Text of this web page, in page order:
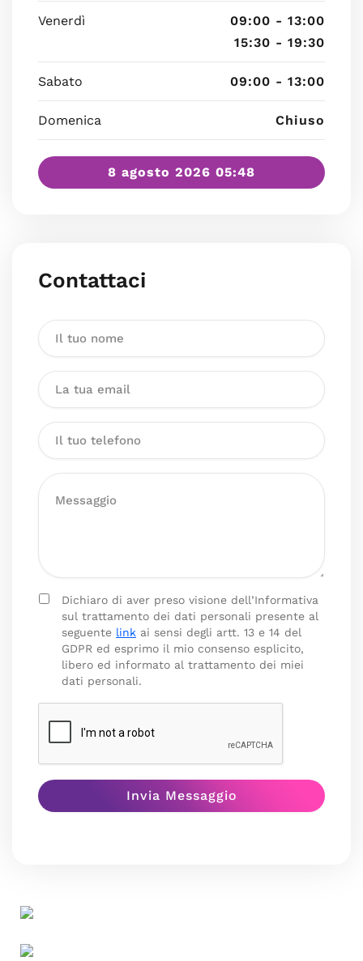
Venerdì
09:00 - 13:00
15:30 - 19:30
Sabato 09:00 - 13:00
Domenica Chiuso
8 agosto 2026 05:48
Contattaci
Dichiaro di aver preso visione dell’Informativa
sul trattamento dei dati personali presente al
seguente link ai sensi degli artt. 13 e 14 del
GDPR ed esprimo il mio consenso esplicito,
libero ed informato al trattamento dei miei
dati personali.